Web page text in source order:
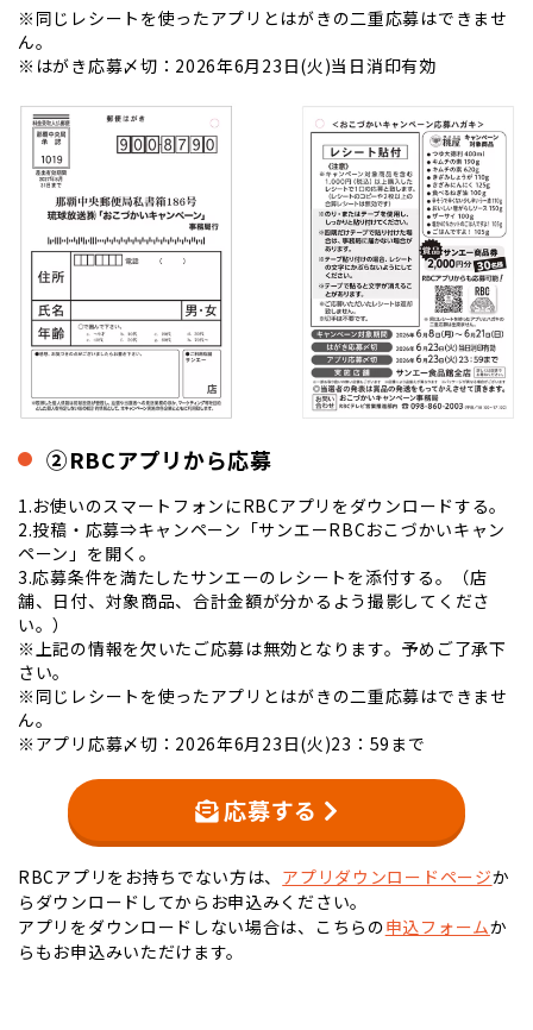
※同じレシートを使ったアプリとはがきの二重応募はできませ
ん。
※はがき応募〆切：2026年6月23日(火)当日消印有効
②RBCアプリから応募
1.お使いのスマートフォンにRBCアプリをダウンロードする。
2.投稿・応募⇒キャンペーン「サンエーRBCおこづかいキャン
ペーン」を開く。
3.応募条件を満たしたサンエーのレシートを添付する。（店
舗、日付、対象商品、合計金額が分かるよう撮影してくださ
い。）
※上記の情報を欠いたご応募は無効となります。予めご了承下
さい。
※同じレシートを使ったアプリとはがきの二重応募はできませ
ん。
※アプリ応募〆切：2026年6月23日(火)23：59まで
応募する
RBCアプリをお持ちでない方は、 アプリダウンロードページか
らダウンロードしてからお申込みください。
アプリをダウンロードしない場合は、こちらの申込フォームか
らもお申込みいただけます。